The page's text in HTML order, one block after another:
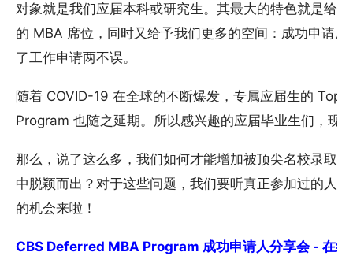
对象就是我们应届本科或研究生。其最大的特色就是给
的 MBA 席位，同时又给予我们更多的空间：成功申请
了工作申请两不误。
随着 COVID-19 在全球的不断爆发，专属应届生的
Program 也随之延期。所以感兴趣的应届毕业生们，现
那么，说了这么多，我们如何才能增加被顶尖名校录取
中脱颖而出？对于这些问题，我们要听真正参加过的人
的机会来啦！
CBS Deferred MBA Program 成功申请人分享会 - 在